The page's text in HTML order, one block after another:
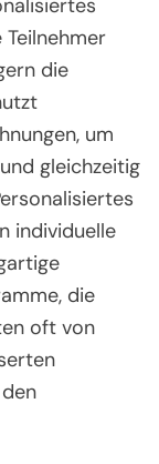
die
um
gleichzeitig
individuelle
die
oft von